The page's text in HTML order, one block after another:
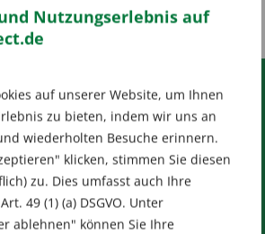
Nutzungserlebnis auf
auf unserer Website, um Ihnen
zu bieten, indem wir uns an
wiederholten Besuche erinnern.
klicken, stimmen Sie diesen
zu. Dies umfasst auch Ihre
49 (1) (a) DSGVO. Unter
ablehnen" können Sie Ihre
RECHTLICHES
AGB
Datenschutz
Designed byDilly